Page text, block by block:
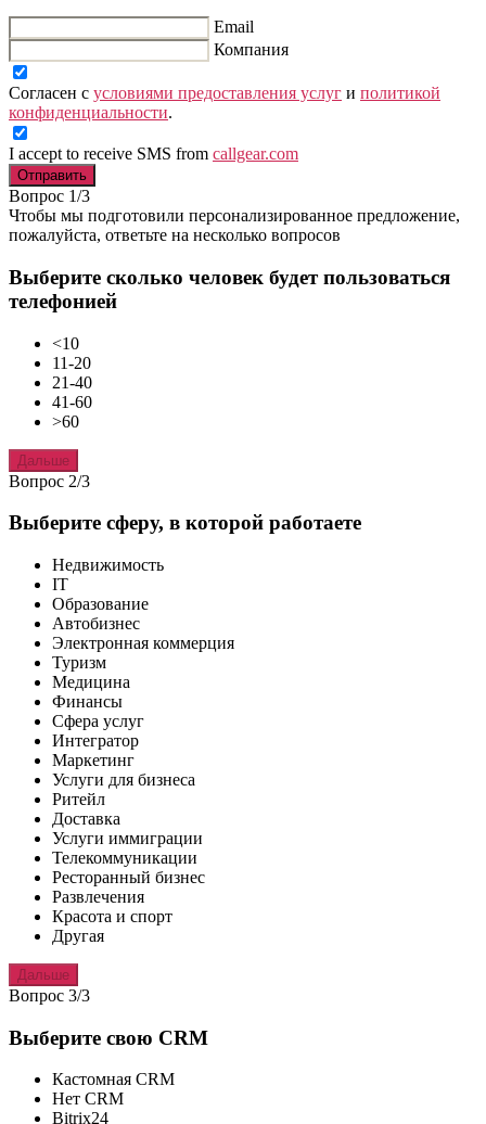
Email
Компания
Согласен с условиями предоставления услуг и политикой
конфиденциальности.
I accept to receive SMS from callgear.com
Отправить
Вопрос 1/3
Чтобы мы подготовили персонализированное предложение,
пожалуйста, ответьте на несколько вопросов
Выберите сколько человек будет пользоваться
телефонией
<10
11-20
21-40
41-60
>60
Дальше
Вопрос 2/3
Выберите сферу, в которой работаете
Недвижимость
IT
Образование
Автобизнес
Электронная коммерция
Туризм
Медицина
Финансы
Сфера услуг
Интегратор
Маркетинг
Услуги для бизнеса
Ритейл
Доставка
Услуги иммиграции
Телекоммуникации
Ресторанный бизнес
Развлечения
Красота и спорт
Другая
Дальше
Вопрос 3/3
Выберите свою CRM
Кастомная CRM
Нет CRM
Bitrix24